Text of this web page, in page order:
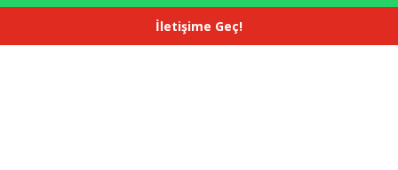
İletişime Geç!